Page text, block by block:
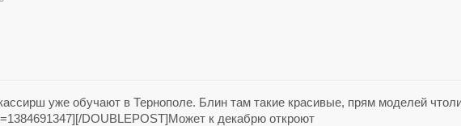
уже обучают в Тернополе. Блин там такие красивые, прям моделей
DOUBLEPOST]Может к декабрю откроют